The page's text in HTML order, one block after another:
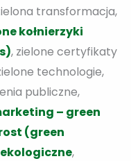
transformacja,
kołnierzyki
, zielone certyfikaty
technologie,
publiczne,
– green
(green
,